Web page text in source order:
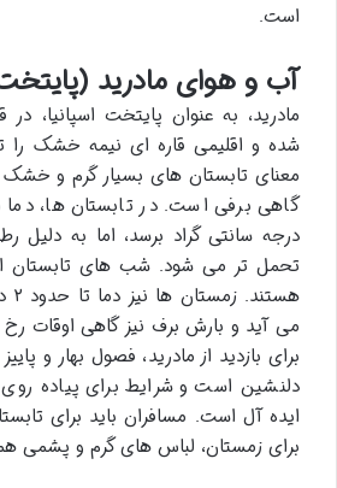
است.
آب و هوای مادرید (پایتخت
مادرید، به عنوان پایتخت اسپانیا،
شده و اقلیمی قاره ای نیمه خشک را
معنای تابستان های بسیار گرم و
درجه سانتی گراد برسد، اما به دلیل
تحمل تر می شود. شب های تابستان
می آید و بارش برف نیز گاهی اوقات
برای بازدید از مادرید، فصول بهار و
دلنشین است و شرایط برای پیاده
ایده آل است. مسافران باید برای
برای زمستان، لباس های گرم و پشمی